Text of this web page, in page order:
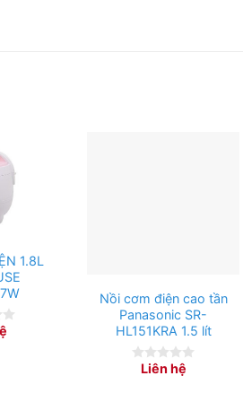
khẩu phần ăn cho khoảng 15 –
1.8L
Nồi cơm điện cao tần
Panasonic SR-
HL151KRA 1.5 lít
Liên hệ